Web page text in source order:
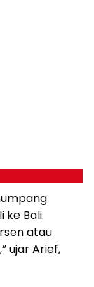
Bali.
atau
ujar Arief,